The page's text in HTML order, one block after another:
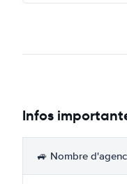
Infos
🚙 Nombre